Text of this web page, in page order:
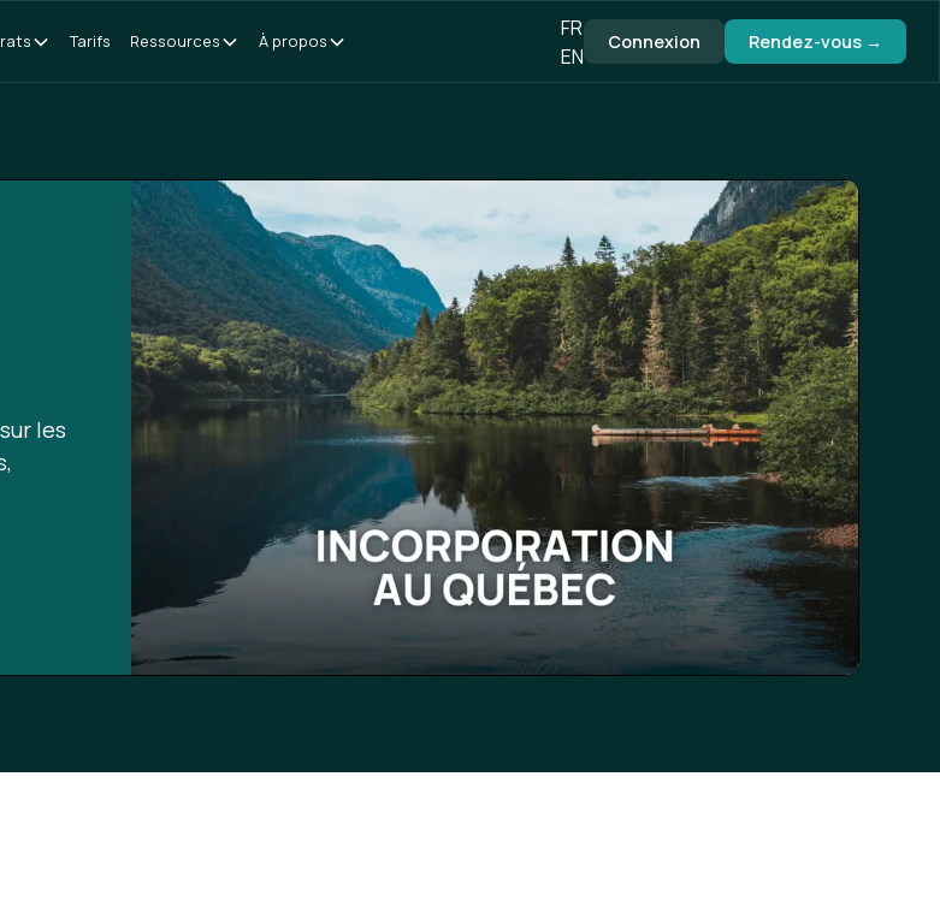
Tarifs Ressources À propos
FR
EN
Connexion Rendez-vous →
les